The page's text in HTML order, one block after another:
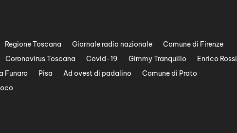
Regione Toscana Giornale radio nazionale
Comune di Firenze
Coronavirus Toscana Covid-19 Gimmy Tranquillo
Enrico Rossi
Funaro Pisa Ad ovest di padalino
Comune di Prato